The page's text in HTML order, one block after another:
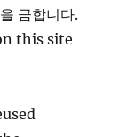
금합니다.
this site